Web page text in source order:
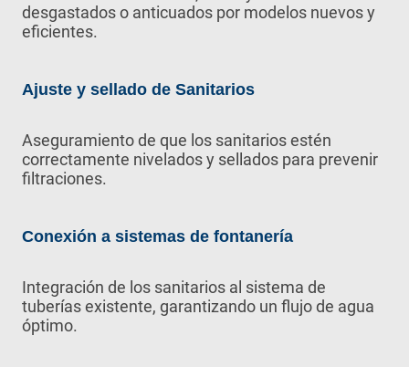
desgastados o anticuados por modelos nuevos y
eficientes.
Ajuste y sellado de Sanitarios
Aseguramiento de que los sanitarios estén
correctamente nivelados y sellados para prevenir
filtraciones.
Conexión a sistemas de fontanería
Integración de los sanitarios al sistema de
tuberías existente, garantizando un flujo de agua
óptimo.